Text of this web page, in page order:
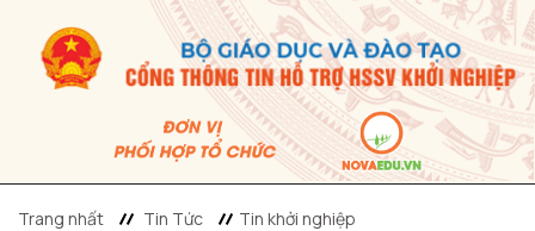
Trang nhất Tin Tức Tin khởi nghiệp